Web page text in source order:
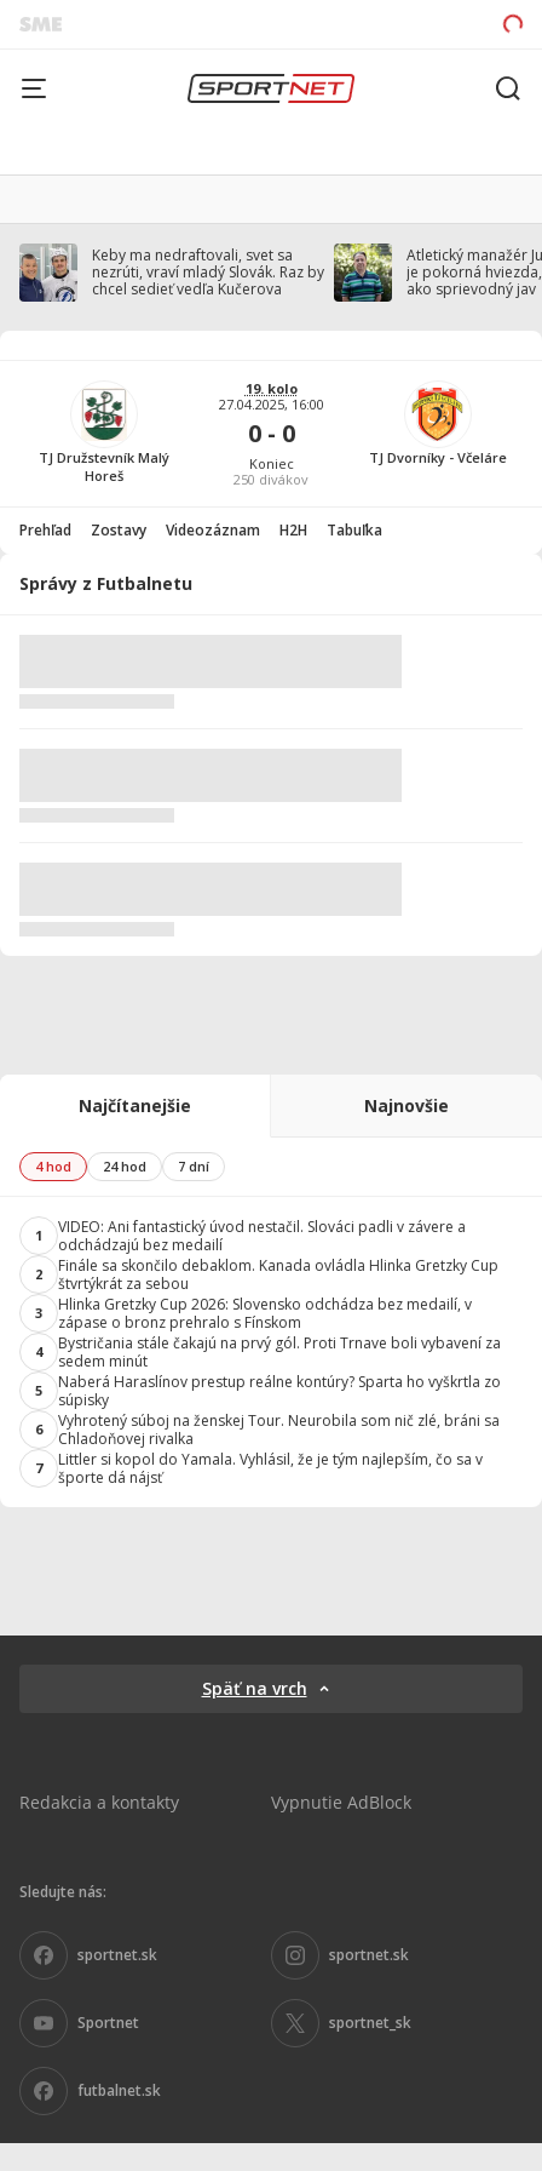
Keby ma nedraftovali, svet sa
nezrúti, vraví mladý Slovák. Raz by
chcel sedieť vedľa Kučerova
Atletický manažér
je pokorná
ako sprievodný jav
TJ Družstevník Malý
Horeš
19. kolo
27.04.2025, 16:00
0 - 0
Koniec
250 divákov
TJ Dvorníky - Včeláre
Prehľad Zostavy Videozáznam H2H Tabuľka
Správy z Futbalnetu
Najčítanejšie Najnovšie
4 hod 24 hod 7 dní
1
VIDEO: Ani fantastický úvod nestačil. Slováci padli v závere a
odchádzajú bez medailí
2
Finále sa skončilo debaklom. Kanada ovládla Hlinka Gretzky Cup
štvrtýkrát za sebou
3
Hlinka Gretzky Cup 2026: Slovensko odchádza bez medailí, v
zápase o bronz prehralo s Fínskom
4
Bystričania stále čakajú na prvý gól. Proti Trnave boli vybavení za
sedem minút
5
Naberá Haraslínov prestup reálne kontúry? Sparta ho vyškrtla zo
súpisky
6
Vyhrotený súboj na ženskej Tour. Neurobila som nič zlé, bráni sa
Chladoňovej rivalka
7
Littler si kopol do Yamala. Vyhlásil, že je tým najlepším, čo sa v
športe dá nájsť
Späť na vrch
Redakcia a kontakty Vypnutie AdBlock
Sledujte nás:
sportnet.sk sportnet.sk
Sportnet sportnet_sk
futbalnet.sk